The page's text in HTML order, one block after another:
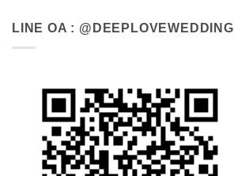
LINE OA : @DEEPLOVEWEDDING